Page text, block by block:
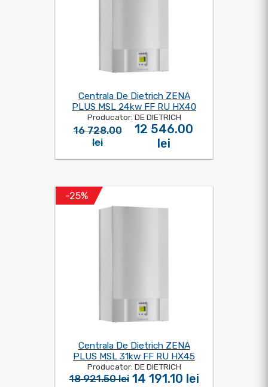
Centrala De Dietrich ZENA
PLUS MSL 24kw FF RU HX40
Producator: DE DIETRICH
16 728.00
lei
12 546.00
lei
-25%
Centrala De Dietrich ZENA
PLUS MSL 31kw FF RU HX45
Producator: DE DIETRICH
18 921.50 lei 14 191.10 lei